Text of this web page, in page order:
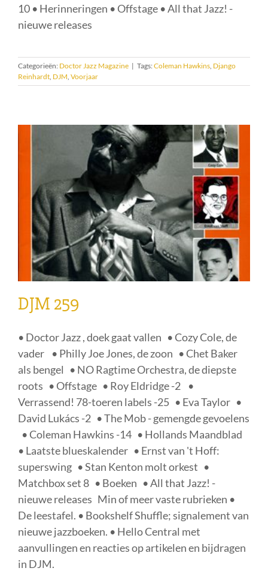
10 • Herinneringen • Offstage • All that Jazz! -
nieuwe releases
Categorieën: Doctor Jazz Magazine | Tags:Coleman Hawkins, Django
Reinhardt, DJM, Voorjaar
DJM 259
• Doctor Jazz , doek gaat vallen • Cozy Cole, de
vader • Philly Joe Jones, de zoon • Chet Baker
als bengel • NO Ragtime Orchestra, de diepste
roots • Offstage • Roy Eldridge -2 •
Verrassend! 78-toeren labels -25 • Eva Taylor •
David Lukács -2 • The Mob - gemengde gevoelens
• Coleman Hawkins -14 • Hollands Maandblad
• Laatste blueskalender • Ernst van 't Hoff:
superswing • Stan Kenton molt orkest •
Matchbox set 8 • Boeken • All that Jazz! -
nieuwe releases Min of meer vaste rubrieken •
De leestafel. • Bookshelf Shuffle; signalement van
nieuwe jazzboeken. • Hello Central met
aanvullingen en reacties op artikelen en bijdragen
in DJM.